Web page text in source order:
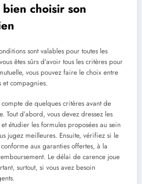
choisir son
sont valables pour toutes les
êtes sûrs d’avoir tous les critères pour
vous pouvez faire le choix entre
et compagnies.
de quelques critères avant de
Tout d’abord, vous devez dressez les
étudier les formules proposées au sein
jugez meilleures. Ensuite, vérifiez si le
aux garanties offertes, à la
Le délai de carence joue
surtout, si vous avez besoin